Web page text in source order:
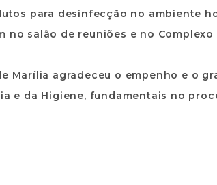
para desinfecção no ambiente
no salão de reuniões e no
Marília agradeceu o empenho e o
e da Higiene, fundamentais no